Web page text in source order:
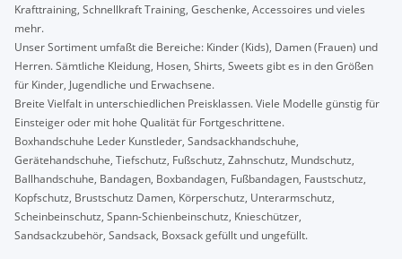
Krafttraining, Schnellkraft Training, Geschenke, Accessoires und vieles
mehr.
Unser Sortiment umfaßt die Bereiche: Kinder (Kids), Damen (Frauen) und
Herren. Sämtliche Kleidung, Hosen, Shirts, Sweets gibt es in den Größen
für Kinder, Jugendliche und Erwachsene.
Breite Vielfalt in unterschiedlichen Preisklassen. Viele Modelle günstig für
Einsteiger oder mit hohe Qualität für Fortgeschrittene.
Boxhandschuhe Leder Kunstleder, Sandsackhandschuhe,
Gerätehandschuhe, Tiefschutz, Fußschutz, Zahnschutz, Mundschutz,
Ballhandschuhe, Bandagen, Boxbandagen, Fußbandagen, Faustschutz,
Kopfschutz, Brustschutz Damen, Körperschutz, Unterarmschutz,
Scheinbeinschutz, Spann-Schienbeinschutz, Knieschützer,
Sandsackzubehör, Sandsack, Boxsack gefüllt und ungefüllt.